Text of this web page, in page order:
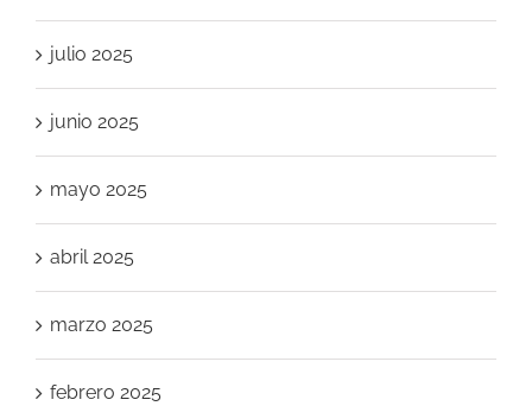
julio 2025
junio 2025
mayo 2025
abril 2025
marzo 2025
febrero 2025